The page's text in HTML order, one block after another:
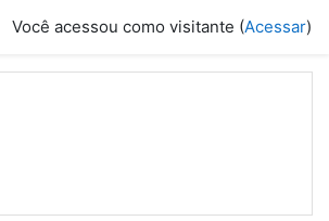
Você acessou como visitante (Acessar)